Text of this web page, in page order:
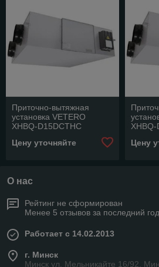
Приточно-вытяжная
установка VETERO
XHBQ-D15DCTHC
Цену уточняйте
XHBQ-
Цену
О нас
Рейтинг не сформирован
Менее 5 отзывов за последний год
Работает с 14.02.2013
г. Минск
Минск ул. Мельникайте 16/92,